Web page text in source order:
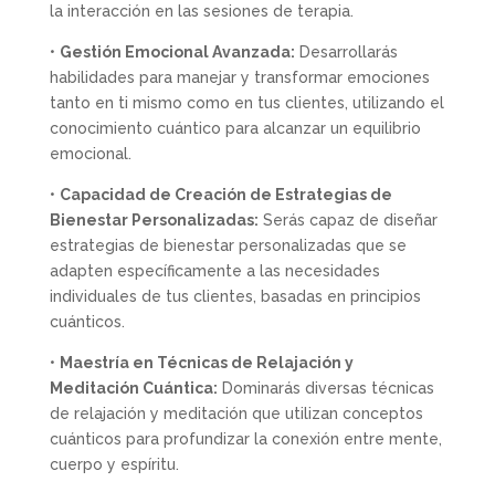
la interacción en las sesiones de terapia.
• Gestión Emocional Avanzada: Desarrollarás
habilidades para manejar y transformar emociones
tanto en ti mismo como en tus clientes, utilizando el
conocimiento cuántico para alcanzar un equilibrio
emocional.
• Capacidad de Creación de Estrategias de
Bienestar Personalizadas: Serás capaz de diseñar
estrategias de bienestar personalizadas que se
adapten específicamente a las necesidades
individuales de tus clientes, basadas en principios
cuánticos.
• Maestría en Técnicas de Relajación y
Meditación Cuántica: Dominarás diversas técnicas
de relajación y meditación que utilizan conceptos
cuánticos para profundizar la conexión entre mente,
cuerpo y espíritu.